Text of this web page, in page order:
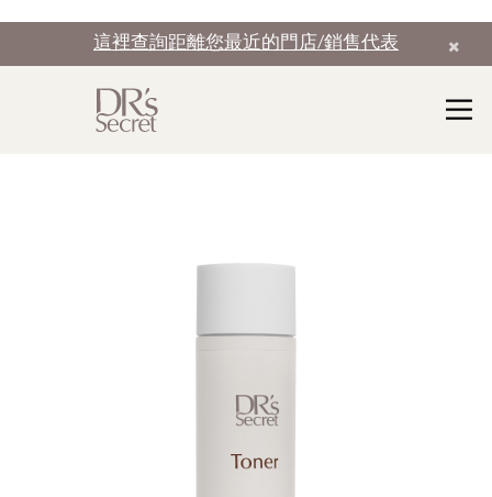
這裡查詢距離您最近的門店/銷售代表